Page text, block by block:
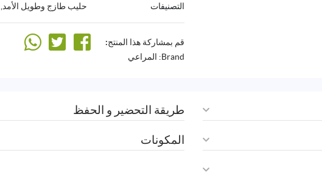
التصنيفات
حليب طازج وطويل الأمد,
قم بمشاركة هذا المنتج:
Brand: المراعي
طريقة التحضير و الحفظ
المكونات